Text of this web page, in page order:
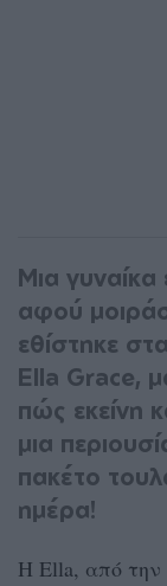
Μια γυναίκα
αφού
εθίστηκε
Ella Grace,
πώς εκείνη
μια
πακέτο
ημέρα!
Η Ella, από την